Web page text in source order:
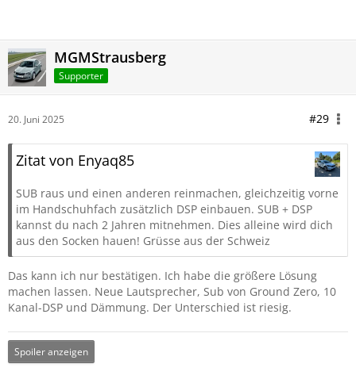
MGMStrausberg
Supporter
20. Juni 2025 #29
Zitat von Enyaq85
SUB raus und einen anderen reinmachen, gleichzeitig vorne
im Handschuhfach zusätzlich DSP einbauen. SUB + DSP
kannst du nach 2 Jahren mitnehmen. Dies alleine wird dich
aus den Socken hauen! Grüsse aus der Schweiz
Das kann ich nur bestätigen. Ich habe die größere Lösung
machen lassen. Neue Lautsprecher, Sub von Ground Zero, 10
Kanal-DSP und Dämmung. Der Unterschied ist riesig.
Spoiler anzeigen